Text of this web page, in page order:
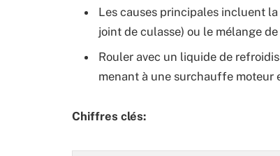
Les causes principales incluent
joint de culasse) ou le mélange
Rouler avec un liquide de
menant à une surchauffe moteur
Chiffres clés: